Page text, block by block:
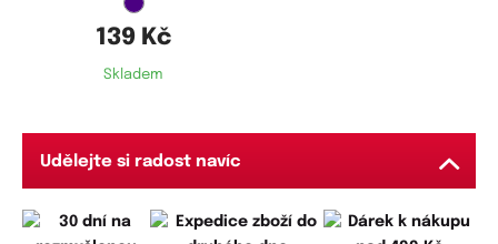
139 Kč
Skladem
Udělejte si radost navíc